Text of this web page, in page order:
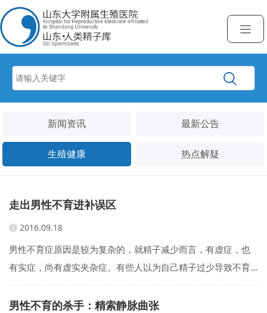
新闻资讯 最新公告
生殖健康 热点解疑
走出男性不育进补误区
2016.09.18
男性不育症原因是较为复杂的，就精子减少而言，有虚症，也
有实症，尚有虚实夹杂症。有些人以为自己精子过少导致不育
系身体过虚引起，而盲目进补。在中医看来，进补是有严格指
征的，只有经辨证认为属于虚证者方可进补。早在两千多年前
男性不育的杀手：精索静脉曲张